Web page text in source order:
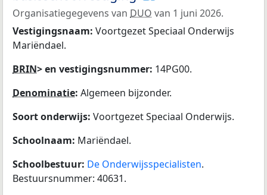
Organisatiegegevens van DUO van 1 juni 2026.
Vestigingsnaam: Voortgezet Speciaal Onderwijs
Mariëndael.
BRIN> en vestigingsnummer: 14PG00.
Denominatie: Algemeen bijzonder.
Soort onderwijs: Voortgezet Speciaal Onderwijs.
Schoolnaam: Mariëndael.
Schoolbestuur: De Onderwijsspecialisten.
Bestuursnummer: 40631.